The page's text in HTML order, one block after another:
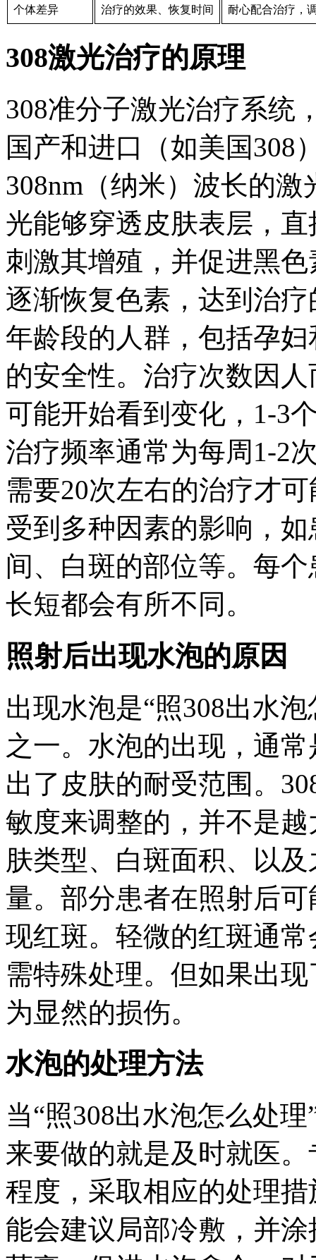
个体差异 治疗的效果、恢复时间 耐心配合治疗，
308激光治疗的原理
308准分子激光治疗系统
国产和进口（如美国308
308nm（纳米）波长的
光能够穿透皮肤表层，
刺激其增殖，并促进黑
逐渐恢复色素，达到治
年龄段的人群，包括孕
的安全性。治疗次数因
可能开始看到变化，1-3
治疗频率通常为每周1-2
需要20次左右的治疗才
受到多种因素的影响，
间、白斑的部位等。每
长短都会有所不同。
照射后出现水泡的原因
出现水泡是“照308出水
之一。水泡的出现，通
出了皮肤的耐受范围。
敏度来调整的，并不是
肤类型、白斑面积、以
量。部分患者在照射后
现红斑。轻微的红斑通
需特殊处理。但如果出
为显然的损伤。
水泡的处理方法
当“照308出水泡怎么处
来要做的就是及时就医
程度，采取相应的处理
能会建议局部冷敷，并